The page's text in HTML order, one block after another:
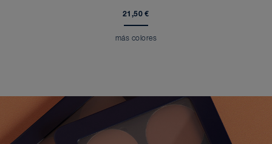
21,50 €
más colores